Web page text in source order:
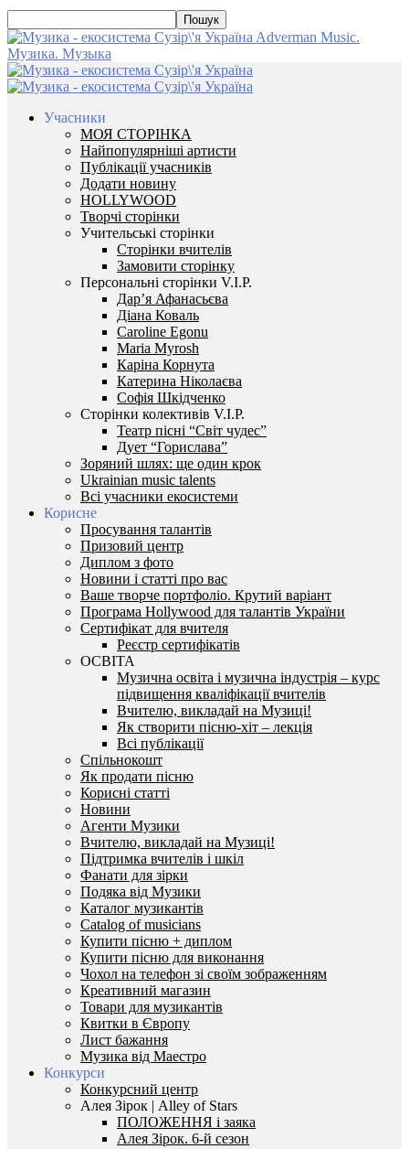
Adverman Music.
Музика. Музыка
Учасники
МОЯ СТОРІНКА
Найпопулярніші артисти
Публікації учасників
Додати новину
HOLLYWOOD
Творчі сторінки
Учительські сторінки
Сторінки вчителів
Замовити сторінку
Персональні сторінки V.I.P.
Дар’я Афанасьєва
Діана Коваль
Caroline Egonu
Maria Myrosh
Каріна Корнута
Катерина Ніколаєва
Софія Шкідченко
Сторінки колективів V.I.P.
Театр пісні “Світ чудес”
Дует “Горислава”
Зоряний шлях: ще один крок
Ukrainian music talents
Всі учасники екосистеми
Корисне
Просування талантів
Призовий центр
Диплом з фото
Новини і статті про вас
Ваше творче портфоліо. Крутий варіант
Програма Hollywood для талантів України
Сертифікат для вчителя
Реєстр сертифікатів
ОСВІТА
Музична освіта і музична індустрія – курс
підвищення кваліфікації вчителів
Вчителю, викладай на Музиці!
Як створити пісню-хіт – лекція
Всі публікації
Спільнокошт
Як продати пісню
Корисні статті
Новини
Агенти Музики
Вчителю, викладай на Музиці!
Підтримка вчителів і шкіл
Фанати для зірки
Подяка від Музики
Каталог музикантів
Catalog of musicians
Купити пісню + диплом
Купити пісню для виконання
Чохол на телефон зі своїм зображенням
Креативний магазин
Товари для музикантів
Квитки в Європу
Лист бажання
Музика від Маестро
Конкурси
Конкурсний центр
Алея Зірок | Alley of Stars
ПОЛОЖЕННЯ і заяка
Алея Зірок. 6-й сезон